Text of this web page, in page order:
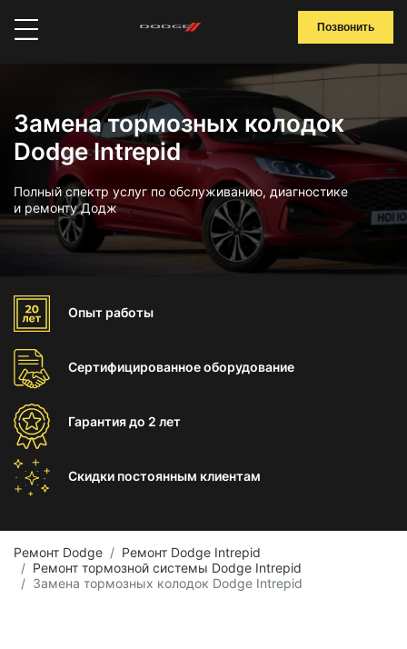
Позвонить
Замена тормозных колодок
Dodge Intrepid
Полный спектр услуг по обслуживанию, диагностике
и ремонту Додж
Опыт работы
Сертифицированноеоборудование
Гарантиядо 2 лет
Скидки постоянным клиентам
Ремонт Dodge
Ремонт Dodge Intrepid
Ремонт тормозной системы Dodge Intrepid
Замена тормозных колодок Dodge Intrepid